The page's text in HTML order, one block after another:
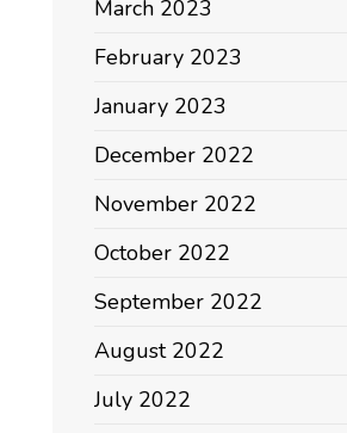
March 2023
February 2023
January 2023
December 2022
November 2022
October 2022
September 2022
August 2022
July 2022